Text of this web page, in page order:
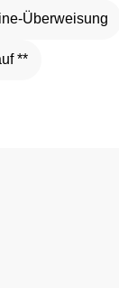
Überweisung
**